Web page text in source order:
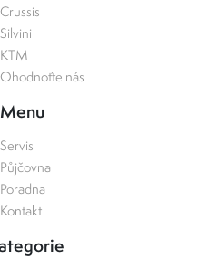
Crussis
Silvini
KTM
Ohodnoťte nás
Menu
Servis
Půjčovna
Poradna
Kontakt